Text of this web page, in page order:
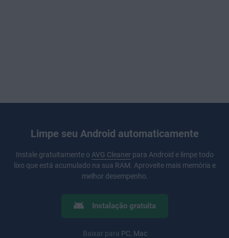
Limpe seu Android automaticamente
Instale gratuitamente o AVG Cleaner para Android e limpe todo
lixo que está acumulado na sua RAM. Aproveite mais memória e
melhor desempenho.
Instalação gratuita
Baixar para PC Mac